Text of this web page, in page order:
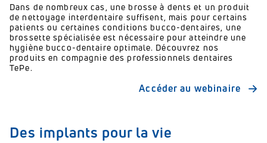
Dans de nombreux cas, une brosse à dents et un produit
de nettoyage interdentaire suffisent, mais pour certains
patients ou certaines conditions bucco-dentaires, une
brossette spécialisée est nécessaire pour atteindre une
hygiène bucco-dentaire optimale. Découvrez nos
produits en compagnie des professionnels dentaires
TePe.
Accéder au webinaire
Des implants pour la vie